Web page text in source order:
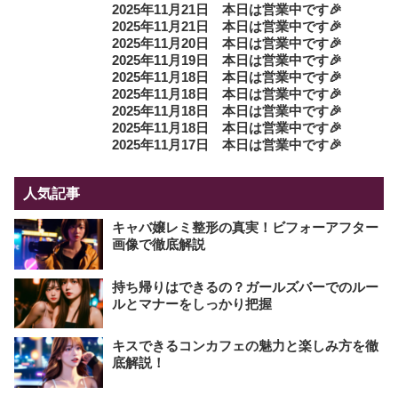
2025年11月21日 本日は営業中です🎉
2025年11月21日 本日は営業中です🎉
2025年11月20日 本日は営業中です🎉
2025年11月19日 本日は営業中です🎉
2025年11月18日 本日は営業中です🎉
2025年11月18日 本日は営業中です🎉
2025年11月18日 本日は営業中です🎉
2025年11月18日 本日は営業中です🎉
2025年11月17日 本日は営業中です🎉
人気記事
キャバ嬢レミ整形の真実！ビフォーアフター
画像で徹底解説
持ち帰りはできるの？ガールズバーでのルー
ルとマナーをしっかり把握
キスできるコンカフェの魅力と楽しみ方を徹
底解説！